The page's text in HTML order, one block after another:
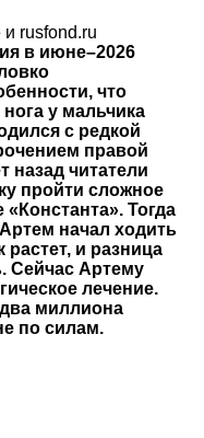
rusfond.ru
в июне–2026
что
у мальчика
с редкой
правой
назад читатели
пройти сложное
Тогда
начал ходить
и разница
Сейчас Артему
лечение.
миллиона
по силам.